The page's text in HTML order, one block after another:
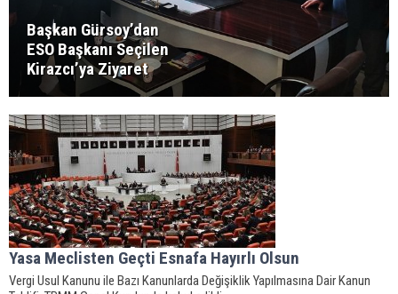
Başkan Gürsoy’dan
ESO Başkanı Seçilen
Kirazcı’ya Ziyaret
Yasa Meclisten Geçti Esnafa Hayırlı Olsun
Vergi Usul Kanunu ile Bazı Kanunlarda Değişiklik Yapılmasına Dair Kanun